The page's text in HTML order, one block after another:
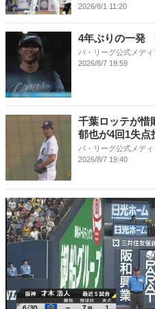
2026/8/1 11:20
4年ぶりの一発
パ・リーグ公式メデ
2026/8/7 19:59
千葉ロッテが
郁也が4回1失点
パ・リーグ公式メデ
2026/8/7 19:40